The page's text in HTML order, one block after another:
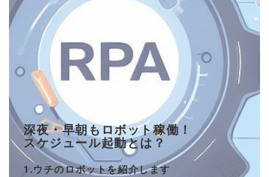
深夜・早朝もロボット稼働！
スケジュール起動とは？
1.ウチのロボットを紹介します